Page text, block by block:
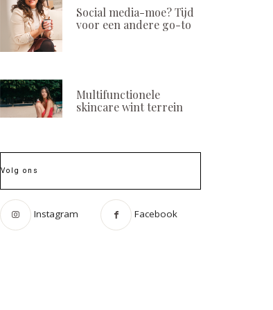
Social media-moe? Tijd
voor een andere go-to
Multifunctionele
skincare wint terrein
Volg ons
Instagram Facebook